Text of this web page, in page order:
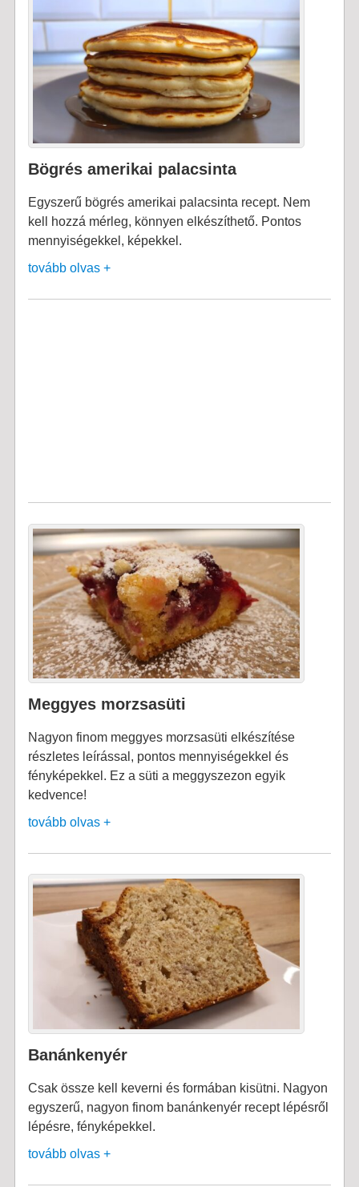
Bögrés amerikai palacsinta
Egyszerű bögrés amerikai palacsinta recept. Nem
kell hozzá mérleg, könnyen elkészíthető. Pontos
mennyiségekkel, képekkel.
tovább olvas +
Meggyes morzsasüti
Nagyon finom meggyes morzsasüti elkészítése
részletes leírással, pontos mennyiségekkel és
fényképekkel. Ez a süti a meggyszezon egyik
kedvence!
tovább olvas +
Banánkenyér
Csak össze kell keverni és formában kisütni. Nagyon
egyszerű, nagyon finom banánkenyér recept lépésről
lépésre, fényképekkel.
tovább olvas +